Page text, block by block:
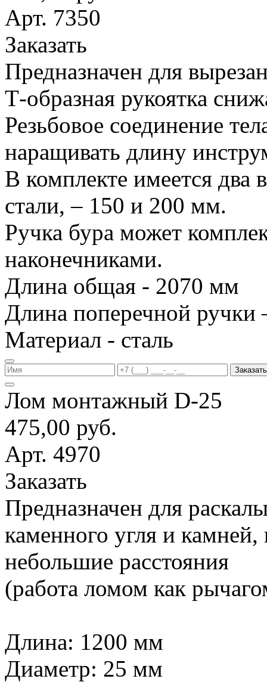
Арт. 7350
Заказать
Предназначен для
Т-образная рукоятка
Резьбовое соединение
наращивать длину
В комплекте имеется два
стали, – 150 и 200 мм.
Ручка бура может
наконечниками.
Длина общая - 2070 мм
Длина поперечной ручки
Материал - сталь
Заказать
Лом монтажный D-25
475,00 руб.
Арт. 4970
Заказать
Предназначен для
каменного угля и
небольшие расстояния
(работа ломом как
Длина: 1200 мм
Диаметр: 25 мм